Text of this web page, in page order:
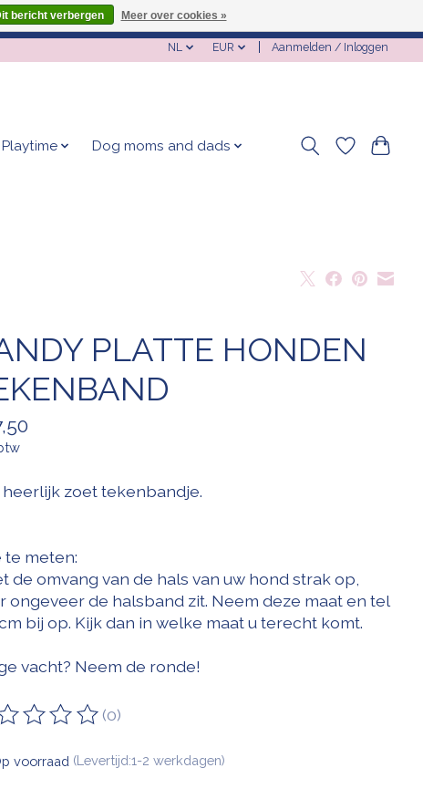
NL EUR Aanmelden / Inloggen
Playtime Dog moms and dads
PLATTE HONDEN
heerlijk zoet tekenbandje.
te meten:
de omvang van de hals van uw hond strak op,
ongeveer de halsband zit. Neem deze maat en tel
bij op. Kijk dan in welke maat u terecht komt.
vacht? Neem de ronde!
van dit product is
(0)
voorraad (Levertijd:1-2 werkdagen)
bericht verbergen Meer over cookies »